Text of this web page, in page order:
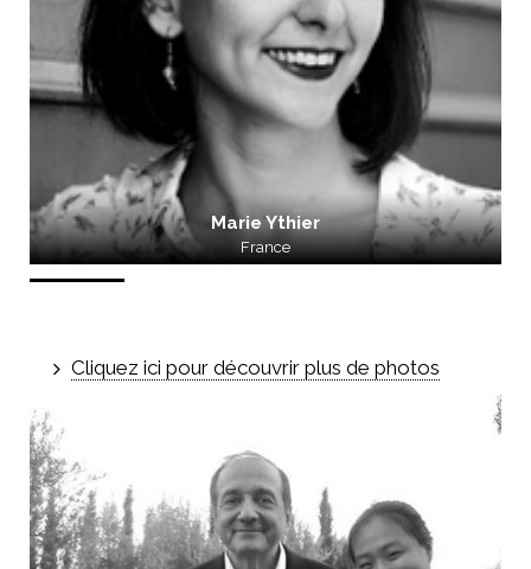
Marie Ythier
France
Cliquez ici pour découvrir plus de photos